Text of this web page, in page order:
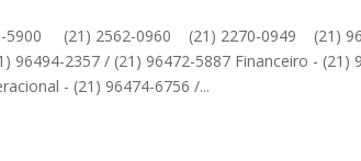
5900 (21) 2562-0960 (21) 2270-0949 (21)
96494-2357 / (21) 96472-5887 Financeiro -
- (21) 96474-6756 /...